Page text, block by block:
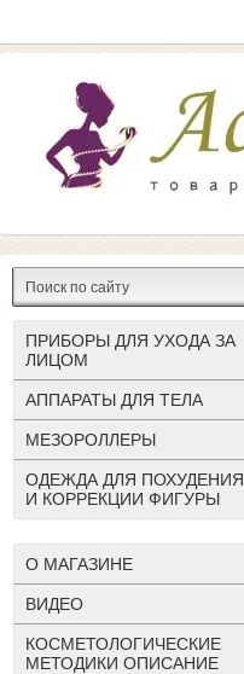
ПРИБОРЫ ДЛЯ УХОДА ЗА
ЛИЦОМ
АППАРАТЫ ДЛЯ ТЕЛА
МЕЗОРОЛЛЕРЫ
ОДЕЖДА ДЛЯ ПОХУДЕНИЯ
И КОРРЕКЦИИ ФИГУРЫ
О МАГАЗИНЕ
ВИДЕО
КОСМЕТОЛОГИЧЕСКИЕ
МЕТОДИКИ ОПИСАНИЕ